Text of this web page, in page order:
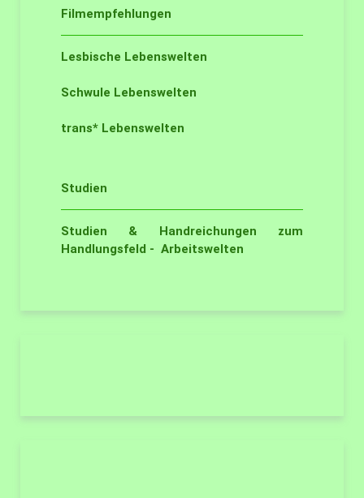
Filmempfehlungen
Lesbische Lebenswelten
Schwule Lebenswelten
trans* Lebenswelten
Studien
Studien & Handreichungen zum
Handlungsfeld - Arbeitswelten